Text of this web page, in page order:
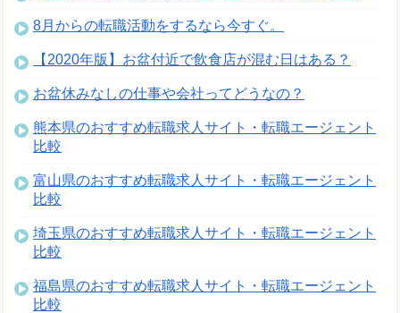
8月からの転職活動をするなら今すぐ。
【2020年版】お盆付近で飲食店が混む日はある？
お盆休みなしの仕事や会社ってどうなの？
熊本県のおすすめ転職求人サイト・転職エージェント
比較
富山県のおすすめ転職求人サイト・転職エージェント
比較
埼玉県のおすすめ転職求人サイト・転職エージェント
比較
福島県のおすすめ転職求人サイト・転職エージェント
比較